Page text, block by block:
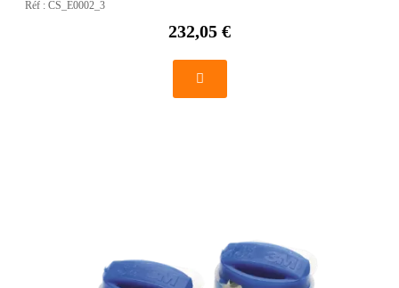
Réf : CS_E0002_3
232,05 €